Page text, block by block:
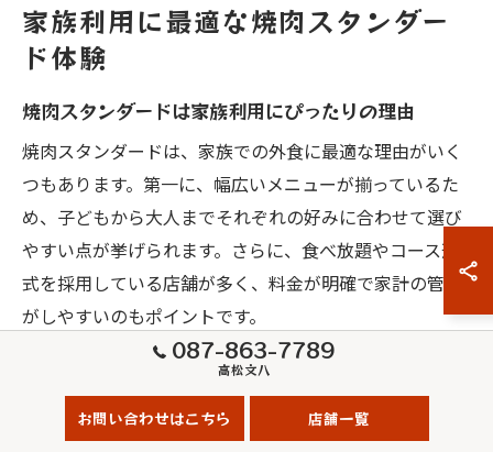
家族利用に最適な焼肉スタンダー
ド体験
焼肉スタンダードは家族利用にぴったりの理由
焼肉スタンダードは、家族での外食に最適な理由がいく
つもあります。第一に、幅広いメニューが揃っているた
め、子どもから大人までそれぞれの好みに合わせて選び
やすい点が挙げられます。さらに、食べ放題やコース形
式を採用している店舗が多く、料金が明確で家計の管理
がしやすいのもポイントです。
家族で焼肉を楽しむ際は、予算を気にしつつ満足感を得
たいというニーズが強くなります。スタンダードコース
はコスパとバリエーションのバランスが良く、牛・豚・
087-863-7789
高松文八
お問い合わせはこちら 店舗一覧